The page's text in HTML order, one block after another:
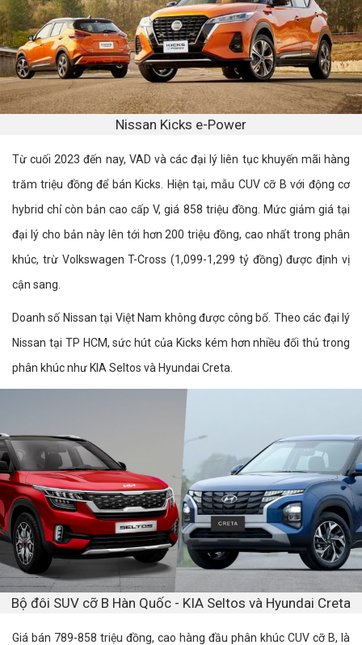
Nissan Kicks e-Power
Từ cuối 2023 đến nay, VAD và các đại lý liên tục khuyến mãi hàng
trăm triệu đồng để bán Kicks. Hiện tại, mẫu CUV cỡ B với động cơ
hybrid chỉ còn bản cao cấp V, giá 858 triệu đồng. Mức giảm giá tại
đại lý cho bản này lên tới hơn 200 triệu đồng, cao nhất trong phân
khúc, trừ Volkswagen T-Cross (1,099-1,299 tỷ đồng) được định vị
cận sang.
Doanh số Nissan tại Việt Nam không được công bố. Theo các đại lý
Nissan tại TP HCM, sức hút của Kicks kém hơn nhiều đối thủ trong
phân khúc như KIA Seltos và Hyundai Creta.
Bộ đôi SUV cỡ B Hàn Quốc - KIA Seltos và Hyundai Creta
Giá bán 789-858 triệu đồng, cao hàng đầu phân khúc CUV cỡ B, là